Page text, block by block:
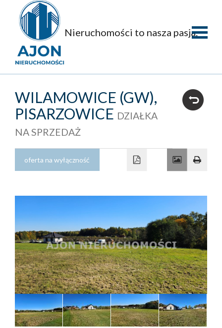
Nieruchomości to nasza pasja.
firmie
Oferty
Domy
Obiekty
Kontakt
Kredyty
WILAMOWICE (GW),
PISARZOWICE DZIAŁKA
NA SPRZEDAŻ
oferta na wyłączność